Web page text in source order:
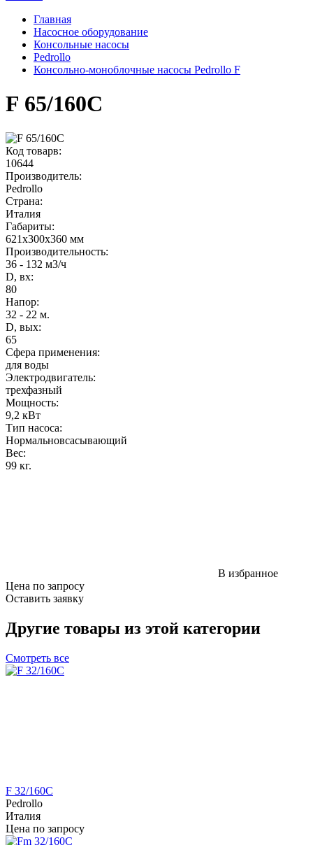
Главная
Насосное оборудование
Консольные насосы
Pedrollo
Консольно-моноблочные насосы Pedrollo F
F 65/160C
Код товарв:
10644
Производитель:
Pedrollo
Страна:
Италия
Габариты:
621x300x360 мм
Производительность:
36 - 132 м3/ч
D, вх:
80
Напор:
32 - 22 м.
D, вых:
65
Сфера применения:
для воды
Электродвигатель:
трехфазный
Мощность:
9,2 кВт
Тип насоса:
Нормальновсасывающий
Вес:
99 кг.
В избранное
Цена по запросу
Оставить заявку
Другие товары из этой категории
Смотреть все
F 32/160C
Pedrollo
Италия
Цена по запросу